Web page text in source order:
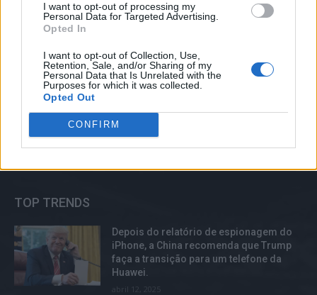
I want to opt-out of processing my
Personal Data for Targeted Advertising.
Opted In
I want to opt-out of Collection, Use,
Retention, Sale, and/or Sharing of my
Personal Data that Is Unrelated with the
Purposes for which it was collected.
Opted Out
CONFIRM
constrangedora.
setembro 5, 2025
que o Snapchat, de acordo com um
relatório.
TOP TRENDS
Depois do relatório de espionagem do
iPhone, a China recomenda que Trump
faça a transição para um telefone da
Huawei.
abril 12, 2025